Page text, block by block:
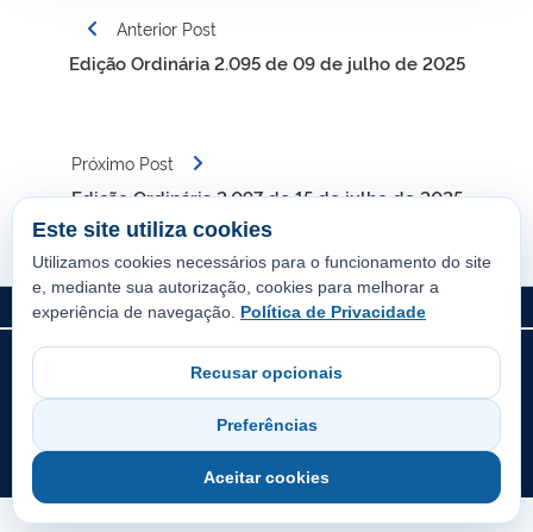
Navegação
Anterior Post
Edição Ordinária 2.095 de 09 de julho de 2025
Próximo Post
Edição Ordinária 2.097 de 15 de julho de 2025
Sistema oficial desenvolvido pela Diretoria de Tecnologia da
Este site utiliza cookies
Utilizamos cookies necessários para o funcionamento do site
e, mediante sua autorização, cookies para melhorar a
experiência de navegação. Política de Privacidade
Recusar opcionais
Preferências
Aceitar cookies